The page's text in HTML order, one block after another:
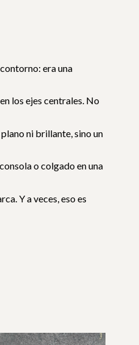
era una
los ejes centrales. No
ni brillante, sino un
o colgado en una
Y a veces, eso es